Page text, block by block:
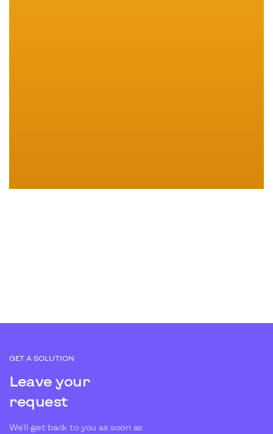
GET A SOLUTION
Leave your
request
We'll get back to you as soon as